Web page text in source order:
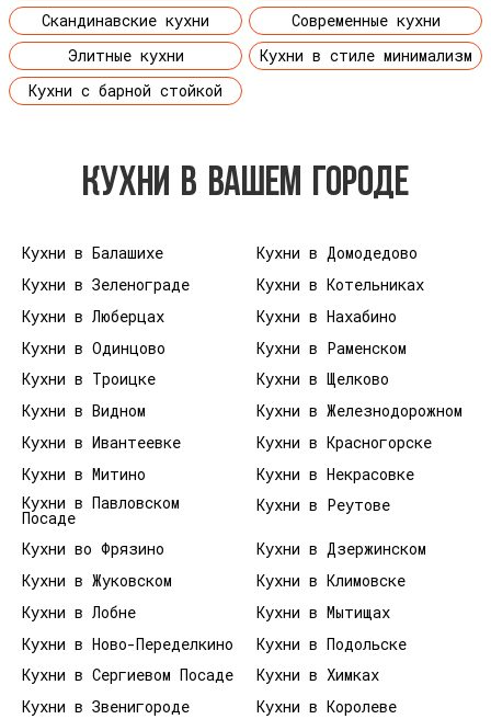
Скандинавские кухни
Современные кухни
Элитные кухни
Кухни в стиле минимализм
Кухни с барной стойкой
КУХНИ В ВАШЕМ ГОРОДЕ
Кухни в Балашихе
Кухни в Домодедово
Кухни в Зеленограде
Кухни в Котельниках
Кухни в Люберцах
Кухни в Нахабино
Кухни в Одинцово
Кухни в Раменском
Кухни в Троицке
Кухни в Щелково
Кухни в Видном
Кухни в Железнодорожном
Кухни в Ивантеевке
Кухни в Красногорске
Кухни в Митино
Кухни в Некрасовке
Кухни в Павловском
Посаде
Кухни в Реутове
Кухни во Фрязино
Кухни в Дзержинском
Кухни в Жуковском
Кухни в Климовске
Кухни в Лобне
Кухни в Мытищах
Кухни в Ново-Переделкино
Кухни в Подольске
Кухни в Сергиевом Посаде
Кухни в Химках
Кухни в Звенигороде
Кухни в Королеве